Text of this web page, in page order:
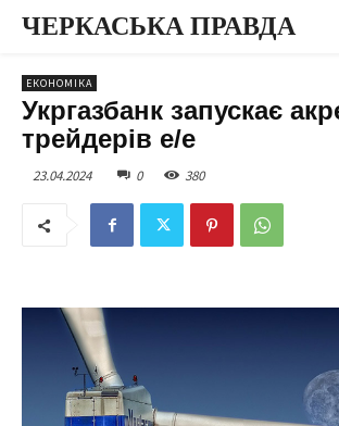
ЧЕРКАСЬКА ПРАВДА
ЕКОНОМІКА
Укргазбанк запускає
трейдерів е/е
23.04.2024 0 380